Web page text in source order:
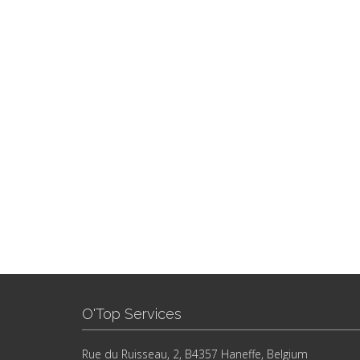
O'Top Services
Rue du Ruisseau, 2, B4357 Haneffe, Belgium